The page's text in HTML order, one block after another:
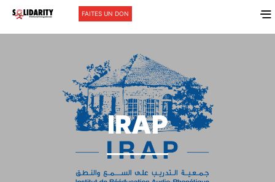
FAITES UN DON
IRAP